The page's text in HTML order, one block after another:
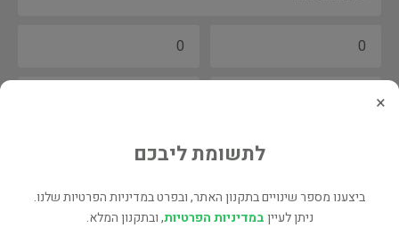
×
לתשומת ליבכם
ביצענו מספר שינויים בתקנון האתר, ובפרט במדיניות הפרטיות שלנו.
ניתן לעייןבמדיניות הפרטיות, ובתקנון המלא.